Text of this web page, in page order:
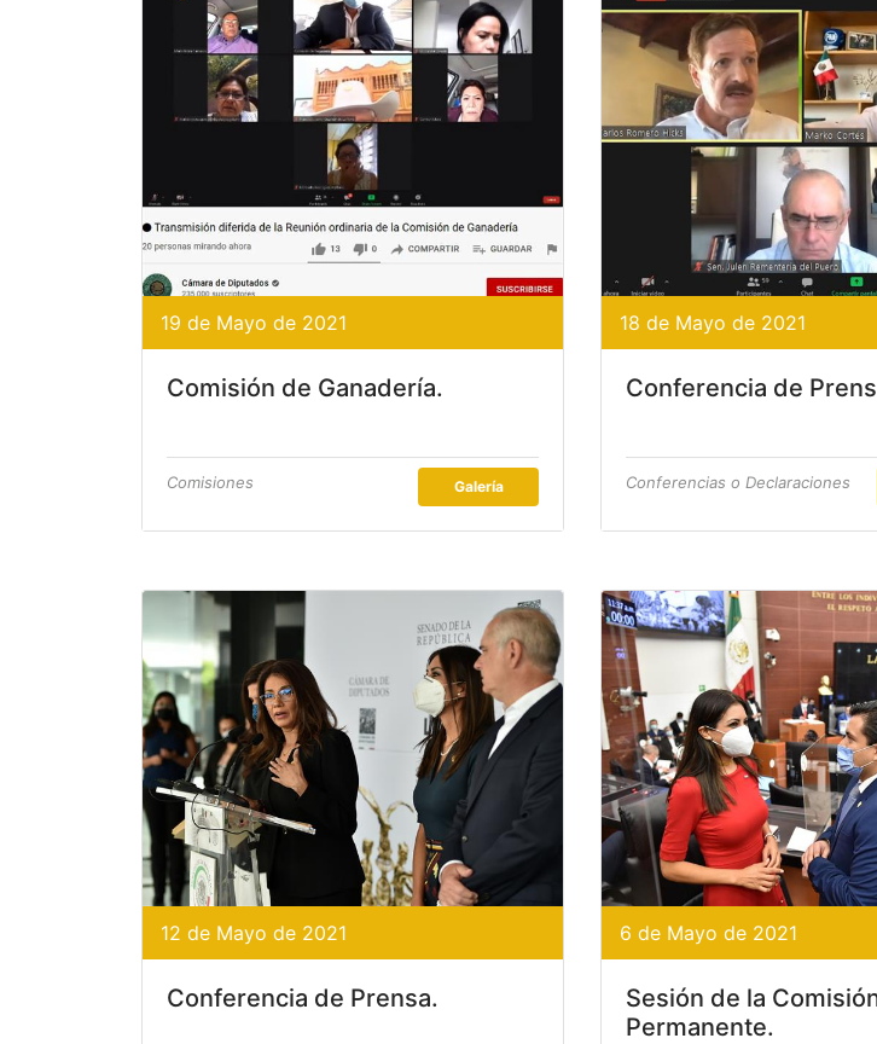
19 de Mayo de 2021
Comisión de Ganadería.
Comisiones Galería
18 de Mayo de 2021
Conferencia de
Conferencias o Declaraciones
12 de Mayo de 2021
Conferencia de Prensa.
6 de Mayo de 2021
Sesión de la
Permanente.